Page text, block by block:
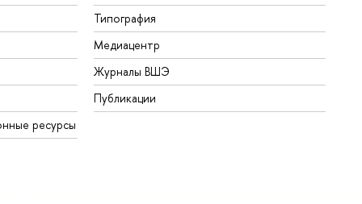
ресурсы
Типография
Медиацентр
Журналы ВШЭ
Публикации